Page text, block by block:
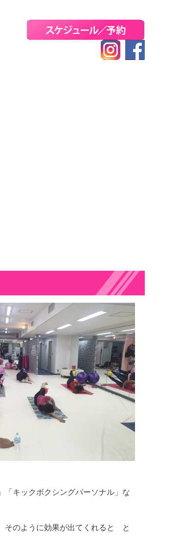
「キックボクシングパーソナル」な
そのように効果が出てくれると と